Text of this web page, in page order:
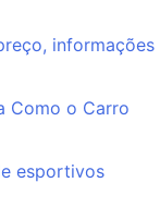
informações
Como o Carro
esportivos